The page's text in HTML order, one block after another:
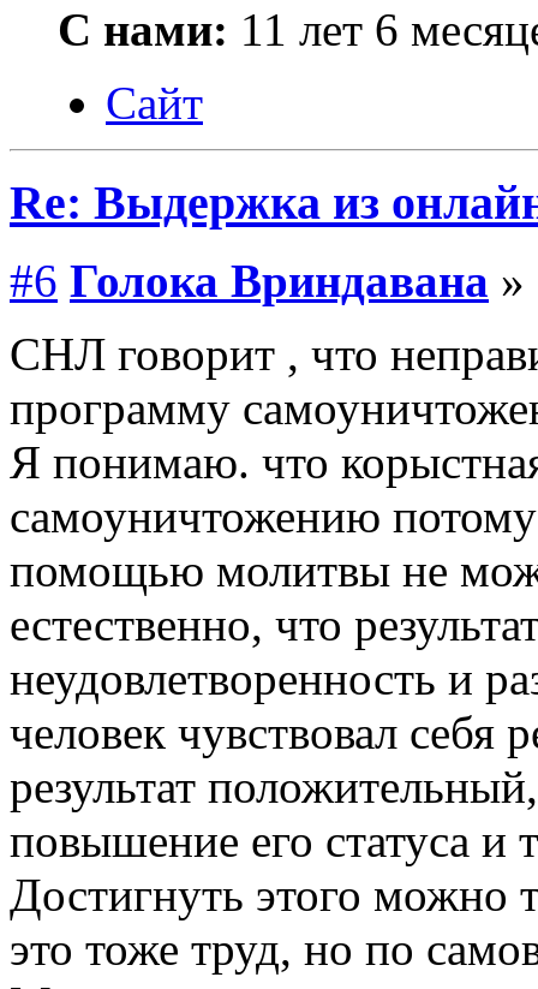
С нами: 11 лет 6
Сайт
Re: Выдержка из
#6 Голока Вриндавана »
СНЛ говорит , что
программу
Я понимаю. что
самоуничтожению
помощью молитвы не
естественно, что
неудовлетворенность и
человек чувствовал себя
результат
повышение его статуса и
Достигнуть этого можно
это тоже труд, но по